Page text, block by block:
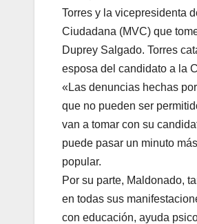
Torres y la vicepresidenta
Ciudadana (MVC) que
Duprey Salgado. Torres
esposa del candidato a la
«Las denuncias hechas
que no pueden ser
van a tomar con su
puede pasar un minuto
popular.
Por su parte, Maldonado,
en todas sus
con educación, ayuda